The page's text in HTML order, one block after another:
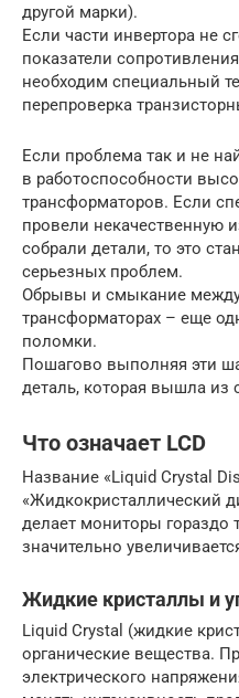
другой марки).
Если части инвертора не
показатели
необходим специальный
перепроверка
Если проблема так и не
в работоспособности
трансформаторов. Если
провели некачественную
собрали детали, то это
серьезных проблем.
Обрывы и смыкание
трансформаторах – еще
поломки.
Пошагово выполняя эти
деталь, которая вышла из
Что означает LCD
Название «Liquid Crystal
«Жидкокристаллический
делает мониторы гораздо
значительно
Жидкие кристаллы и
Liquid Crystal (жидкие
органические вещества.
электрического